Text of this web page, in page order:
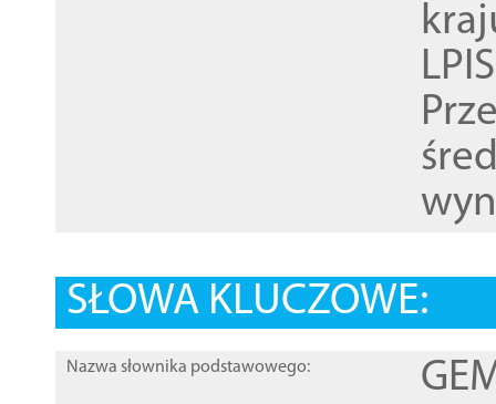
SŁOWA KLUCZOWE:
Nazwa słownika podstawowego: